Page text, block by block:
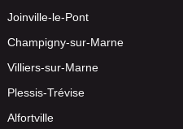
Joinville-le-Pont
Champigny-sur-Marne
Villiers-sur-Marne
Plessis-Trévise
Alfortville